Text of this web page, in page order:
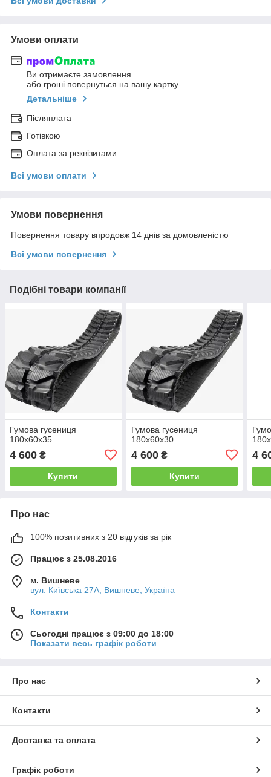
Умови оплати
Ви отримаєте замовлення
або гроші повернуться на вашу картку
Детальніше
Післяплата
Готівкою
Оплата за реквізитами
Всі умови оплати
Умови повернення
Повернення товару впродовж 14 днів за домовленістю
Всі умови повернення
Подібні товари компанії
Гумова гусениця
180x60x35
4 600 ₴
Купити
Гумова гусениця
180x60x30
4 600₴
Купити
4
Про нас
100% позитивних з 20 відгуків за рік
Працює з 25.08.2016
м. Вишневе
вул. Київська 27А, Вишневе, Україна
Контакти
Сьогодні працює з 09:00 до 18:00
Показати весь графік роботи
Про нас
Контакти
Доставка та оплата
Графік роботи